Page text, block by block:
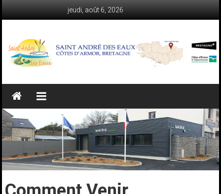
jeudi, août 6, 2026
Saint-
André-
des-
Eaux
(Côtes-
d'Armor)